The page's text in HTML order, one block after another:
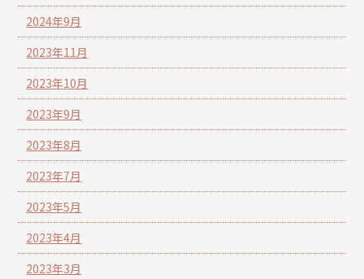
2024年9月
2023年11月
2023年10月
2023年9月
2023年8月
2023年7月
2023年5月
2023年4月
2023年3月